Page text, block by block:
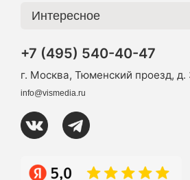
Интересное
+7 (495) 540-40-47
г. Москва, Тюменский проезд, д.
info@vismedia.ru